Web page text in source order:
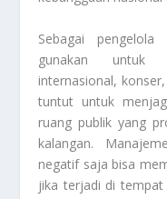
Sebagai
gunakan untuk
internasional,
tuntut untuk
ruang publik yang
kalangan.
negatif saja bisa
jika terjadi di